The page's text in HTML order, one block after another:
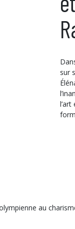
sur
Éléna. Animée par le désir de
au